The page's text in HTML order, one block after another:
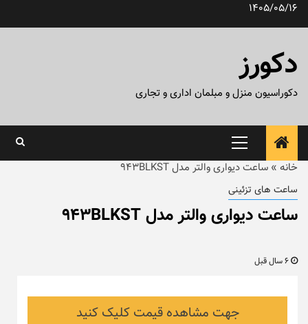
پرش1405/05/16
دکورز
دکوراسیون منزل و مبلمان اداری و تجاری
منوی
اصلی
خانه » ساعت دیواری والتر مدل ۹۴۳BLKST
ساعت های تزئینی
ساعت دیواری والتر مدل ۹۴۳BLKST
جهت مشاهده قیمت کلیک کنید